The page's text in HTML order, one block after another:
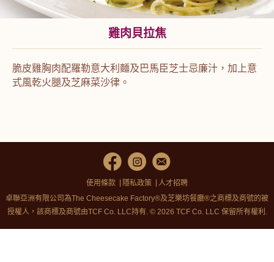
雞肉貝拉焦
脆皮雞胸肉配羅勒意大利麵及巴馬臣芝士忌廉汁，加上意
式風乾火腿及芝麻菜沙律。
使用條款 隱私政策
人才招聘
卓聯亞洲有限公司為The Cheesecake Factory®及芝樂坊餐廳®之商標及商號的被
授權人，該商標及商號由TCF Co. LLC持有. © 2026 TCF Co. LLC 保留所有權利.